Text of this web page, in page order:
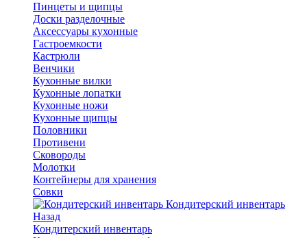
Пинцеты и щипцы
Доски разделочные
Аксессуары кухонные
Гастроемкости
Кастрюли
Венчики
Кухонные вилки
Кухонные лопатки
Кухонные ножи
Кухонные щипцы
Половники
Противени
Сковороды
Молотки
Контейнеры для хранения
Совки
Кондитерский инвентарь
Назад
Кондитерский инвентарь